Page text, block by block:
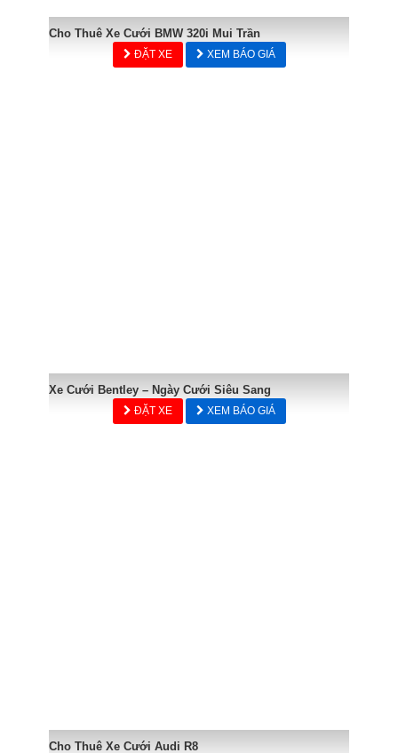
Cho Thuê Xe Cưới BMW 320i Mui Trần
ĐẶT XE XEM BÁO GIÁ
Xe Cưới Bentley – Ngày Cưới Siêu Sang
ĐẶT XE XEM BÁO GIÁ
Cho Thuê Xe Cưới Audi R8